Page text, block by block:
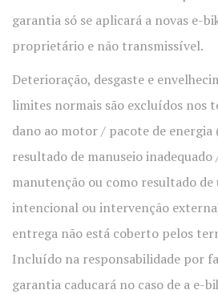
garantia só se aplicará a novas e-
proprietário e não transmissível.
Deterioração, desgaste e
limites normais são excluídos nos
dano ao motor / pacote de
resultado de manuseio
manutenção ou como resultado
intencional ou intervenção
entrega não está coberto pelos
Incluído na responsabilidade por
garantia caducará no caso de a e-